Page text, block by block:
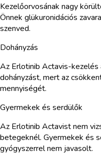
Kezelőorvosának nagy
Önnek glükuronidációs
szenved.
Dohányzás
Az Erlotinib Actavis-kezelés
dohányzást, mert az
mennyiségét.
Gyermekek és serdülők
Az Erlotinib Actavist nem
betegeknél. Gyermekek és
gyógyszerrel nem javasolt.